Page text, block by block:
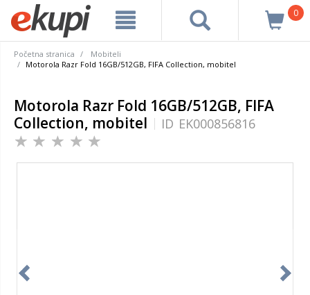
0
Početna stranica
Mobiteli
Motorola Razr Fold 16GB/512GB, FIFA Collection, mobitel
Motorola Razr Fold 16GB/512GB, FIFA
Collection, mobitel
ID EK000856816